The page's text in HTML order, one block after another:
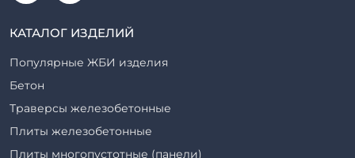
КАТАЛОГ ИЗДЕЛИЙ
Популярные ЖБИ изделия
Бетон
Траверсы железобетонные
Плиты железобетонные
Плиты многопустотные (панели)